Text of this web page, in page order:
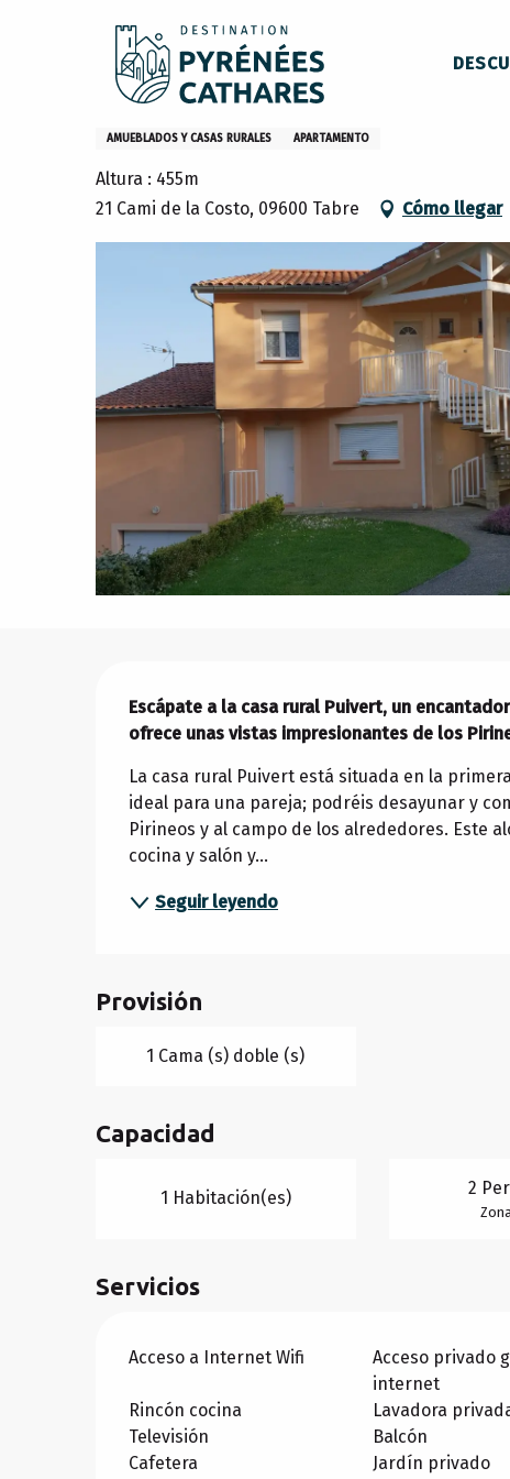
Inicio Permanezca en
Casa rural Puivert
AMUEBLADOS Y CASAS RURALES APARTAMENTO
Altura : 455m
21 Cami de la Costo, 09600 Tabre
Cómo llegar
Descripción
Escápate a la casa rural Puivert, un
ofrece unas vistas impresionantes de los
La casa rural Puivert está situada en la
ideal para una pareja; podréis desayunar y
Pirineos y al campo de los alrededores. Este
cocina y salón y...
Seguir leyendo
Provisión
1 Cama (s) doble (s)
Capacidad
1 Habitación(es) 2
Servicios
Acceso a Internet Wifi
Acceso privado
internet
Rincón cocina Lavadora
Televisión
Balcón
Cafetera
Jardín privado